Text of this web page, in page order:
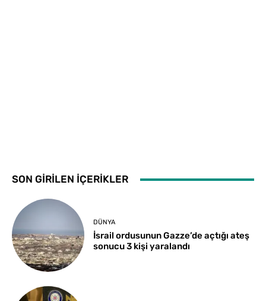
SON GİRİLEN İÇERİKLER
DÜNYA
İsrail ordusunun Gazze’de açtığı ateş
sonucu 3 kişi yaralandı